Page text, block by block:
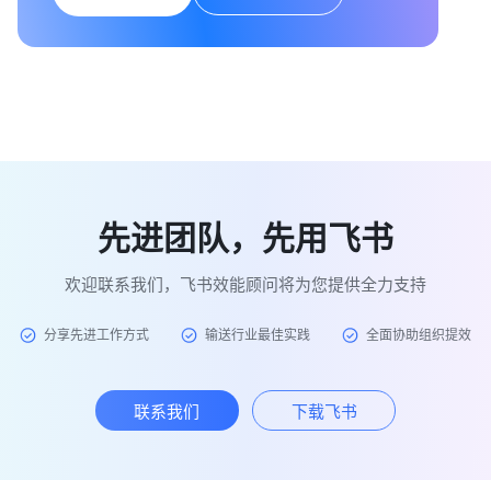
先进团队，先用飞书
欢迎联系我们，飞书效能顾问将为您提供全力支持
分享先进工作方式 输送行业最佳实践 全面协助组织提效
联系我们 下载飞书